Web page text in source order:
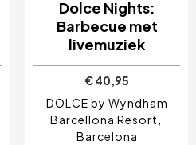
Dolce Nights:
Barbecue met
livemuziek
€ 40,95
DOLCE by Wyndham
Barcellona Resort
Barcelona